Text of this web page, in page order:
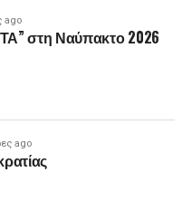
ago
στη Ναύπακτο 2026
ago